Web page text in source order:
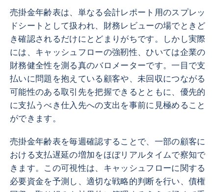
売掛金年齢表は、単なる会計レポート用のスプレッ
ドシートとして扱われ、財務レビューの場でときど
き確認されるだけにとどまりがちです。しかし実際
には、キャッシュフローの強靭性、ひいては企業の
財務健全性を測る真のバロメーターです。一目で支
払いに問題を抱えている顧客や、未回収につながる
可能性のある取引先を把握できるとともに、優先的
に支払うべき仕入先への支出を事前に見極めること
ができます。
売掛金年齢表を毎週確認することで、一部の顧客に
おける支払遅延の増加をほぼリアルタイムで察知で
きます。この可視性は、キャッシュフローに関する
必要資金を予測し、適切な戦略的判断を行い、債権